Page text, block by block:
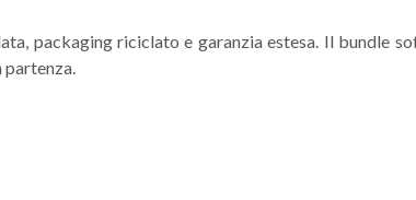
packaging riciclato e garanzia estesa. Il bundle
partenza.